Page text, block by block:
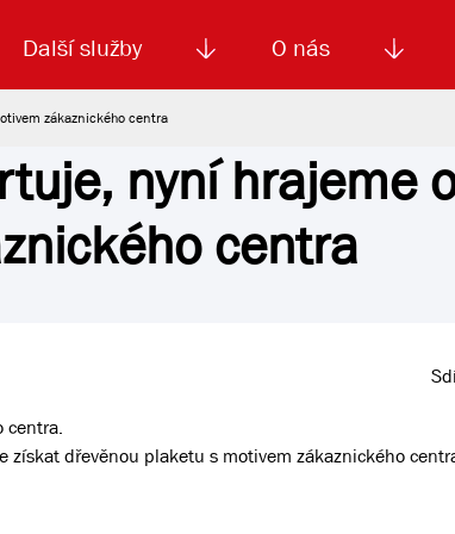
Jízdné MHD El. jízdenka (EOS)
Další služby
doprava Autoškola
O nás
řízení Kariéra
zákaznického centra
nyní hrajeme
centra
centra.
dřevěnou plaketu s motivem zákaznického